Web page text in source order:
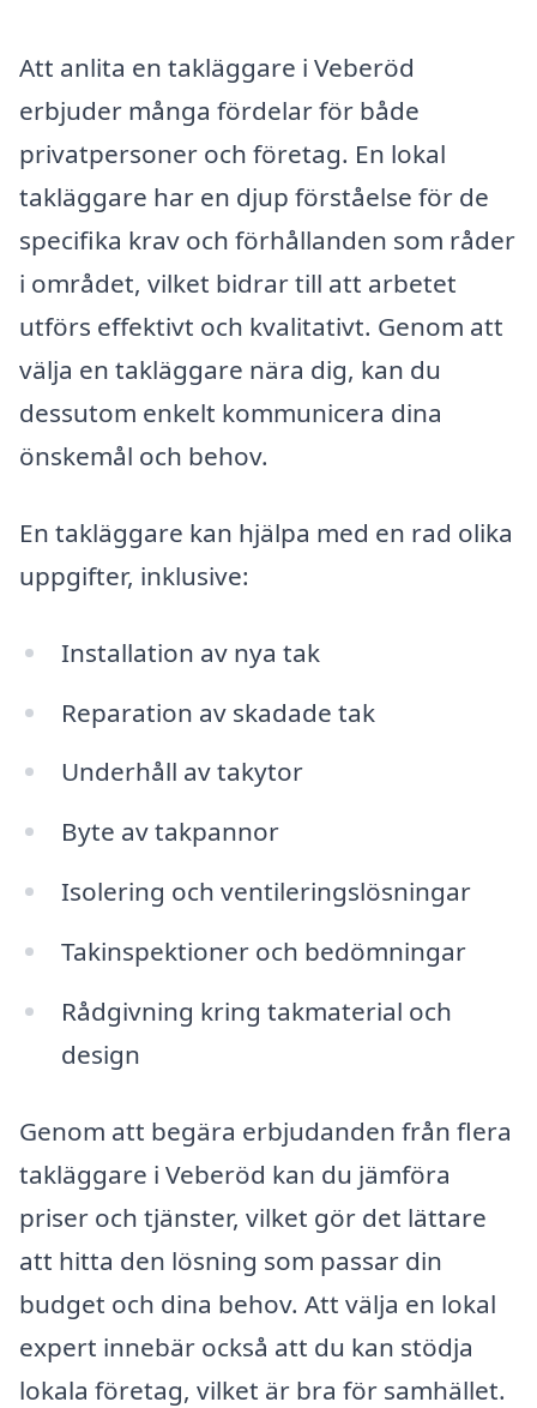
Att anlita en takläggare i Veberöd
erbjuder många fördelar för både
privatpersoner och företag. En lokal
takläggare har en djup förståelse för de
specifika krav och förhållanden som råder
i området, vilket bidrar till att arbetet
utförs effektivt och kvalitativt. Genom att
välja en takläggare nära dig, kan du
dessutom enkelt kommunicera dina
önskemål och behov.
En takläggare kan hjälpa med en rad olika
uppgifter, inklusive:
Installation av nya tak
Reparation av skadade tak
Underhåll av takytor
Byte av takpannor
Isolering och ventileringslösningar
Takinspektioner och bedömningar
Rådgivning kring takmaterial och
design
Genom att begära erbjudanden från flera
takläggare i Veberöd kan du jämföra
priser och tjänster, vilket gör det lättare
att hitta den lösning som passar din
budget och dina behov. Att välja en lokal
expert innebär också att du kan stödja
lokala företag, vilket är bra för samhället.